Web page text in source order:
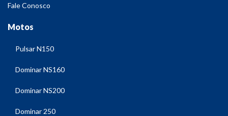
Fale Conosco
Motos
Pulsar N150
Dominar NS160
Dominar NS200
Dominar 250